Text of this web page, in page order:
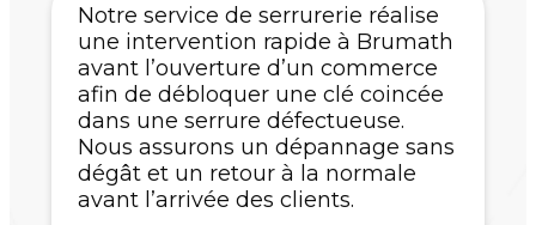
Notre service de serrurerie réalise
une intervention rapide à Brumath
avant l’ouverture d’un commerce
afin de débloquer une clé coincée
dans une serrure défectueuse.
Nous assurons un dépannage sans
dégât et un retour à la normale
avant l’arrivée des clients.